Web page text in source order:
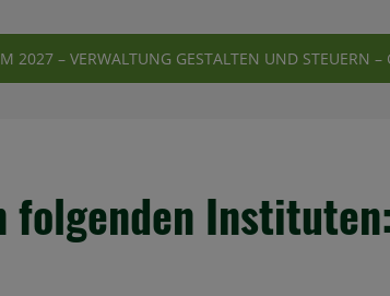
2027 – VERWALTUNG GESTALTEN UND STEUERN
folgenden Instituten: